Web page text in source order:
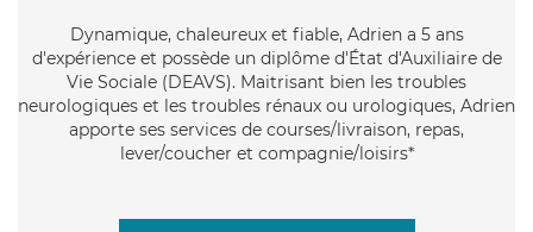
Dynamique, chaleureux et fiable, Adrien a 5 ans
d'expérience et possède un diplôme d'État d'Auxiliaire de
Vie Sociale (DEAVS). Maitrisant bien les troubles
neurologiques et les troubles rénaux ou urologiques, Adrien
apporte ses services de courses/livraison, repas,
lever/coucher et compagnie/loisirs*